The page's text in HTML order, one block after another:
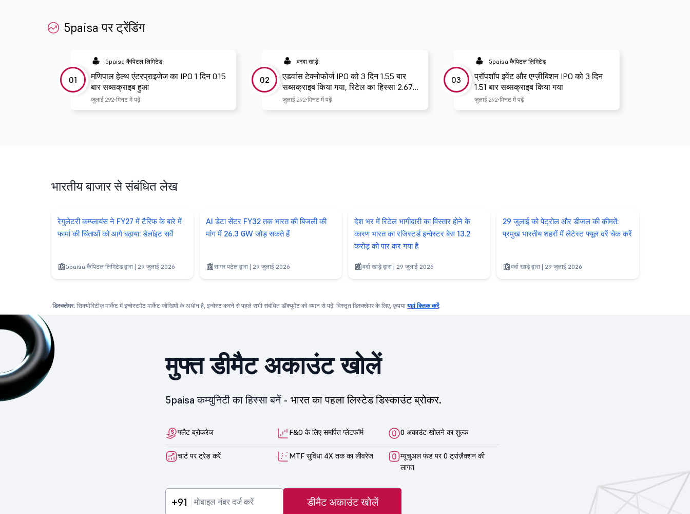
5paisa पर ट्रेंडिंग
01
5paisa कैपिटल लिमिटेड
मणिपाल हेल्थ एंटरप्राइजेज का IPO 1 दिन 0.15
बार सब्सक्राइब हुआ
जुलाई 292 मिनट में पढ़ें
02
वरदा खाड़े
एडवांस टेक्नोफोर्ज IPO को 3 दिन 1.55 बार
सब्सक्राइब किया गया, रिटेल का हिस्सा 2.67
बार बुक हो गया
जुलाई 292 मिनट में पढ़ें
03
5paisa कैपिटल लिमिटेड
प्रॉपशॉप इवेंट और एग्ज़ीबिशन IPO को 3 दिन
1.51 बार सब्सक्राइब किया गया
जुलाई 292 मिनट में पढ़ें
भारतीय बाजार से संबंधित लेख
रेगुलेटरी कम्प्लायंस ने FY27 में टैरिफ के बारे में
फार्मा की चिंताओं को आगे बढ़ाया: डेलॉइट सर्वे
5paisa कैपिटल लिमिटेड द्वारा | 29 जुलाई 2026
AI डेटा सेंटर FY32 तक भारत की बिजली की
मांग में 26.3 GW जोड़ सकते हैं
सागर पटेल द्वारा | 29 जुलाई 2026
देश भर में रिटेल भागीदारी का विस्तार होने के
कारण भारत का रजिस्टर्ड इन्वेस्टर बेस 13.2
करोड़ को पार कर गया है
वर्दा खाड़े द्वारा | 29 जुलाई 2026
29 जुलाई को पेट्रोल और डीजल की कीमतें:
प्रमुख भारतीय शहरों में लेटेस्ट फ्यूल दरें चेक करें
वर्दा खाड़े द्वारा | 29 जुलाई 2026
डिस्क्लेमर: सिक्योरिटीज़ मार्केट में इन्वेस्टमेंट मार्केट जोखिमों के अधीन है, इन्वेस्ट करने से पहले सभी संबंधित डॉक्यूमेंट को ध्यान से पढ़ें. विस्तृत डिस्क्लेमर के लिए, कृपयायहां क्लिक करें.
मुफ्त डीमैट अकाउंट खोलें
5paisa कम्युनिटी का हिस्सा बनें - भारत का पहला लिस्टेड डिस्काउंट ब्रोकर.
फ्लैट ब्रोकरेज F&O के लिए समर्पित प्लेटफॉर्म 0 अकाउंट खोलने का शुल्क
चार्ट पर ट्रेड करें MTF सुविधा 4X तक का लीवरेज
म्यूचुअल फंड पर 0 ट्रांज़ैक्शन की
लागत
+91 डीमैट अकाउंट खोलें